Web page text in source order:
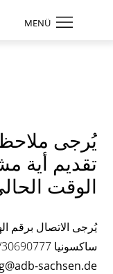
MENÜ
Kontrast
ändern
Suche
يُرجى
تقديم أية
الوقت
يُرجى الاتصال برقم
ساكسونيا 0341/30690777، أو إرسال
sachsen.de